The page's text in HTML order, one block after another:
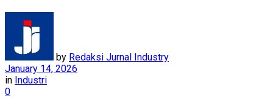
by Redaksi Jurnal Industry
January 14, 2026
in Industri
0